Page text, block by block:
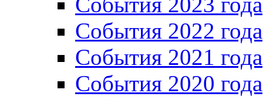
Cобытия 2022 года
Cобытия 2021 года
События 2020 года